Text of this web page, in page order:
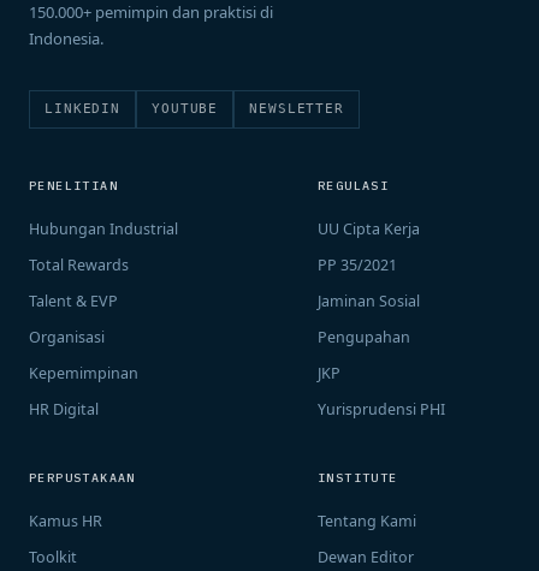
150.000+ pemimpin dan praktisi di
Indonesia.
LINKEDIN YOUTUBE NEWSLETTER
PENELITIAN
Hubungan Industrial
Total Rewards
Talent & EVP
Organisasi
Kepemimpinan
HR Digital
REGULASI
UU Cipta Kerja
PP 35/2021
Jaminan Sosial
Pengupahan
JKP
Yurisprudensi PHI
PERPUSTAKAAN
Kamus HR
Toolkit
INSTITUTE
Tentang Kami
Dewan Editor